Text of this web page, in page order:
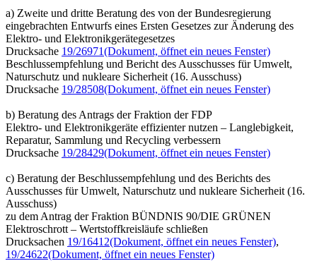
a) Zweite und dritte Beratung des von der Bundesregierung
eingebrachten Entwurfs eines Ersten Gesetzes zur Änderung des
Elektro- und Elektronikgerätegesetzes
Drucksache 19/26971(Dokument, öffnet ein neues Fenster)
Beschlussempfehlung und Bericht des Ausschusses für Umwelt,
Naturschutz und nukleare Sicherheit (16. Ausschuss)
Drucksache 19/28508(Dokument, öffnet ein neues Fenster)
b) Beratung des Antrags der Fraktion der FDP
Elektro- und Elektronikgeräte effizienter nutzen – Langlebigkeit,
Reparatur, Sammlung und Recycling verbessern
Drucksache 19/28429(Dokument, öffnet ein neues Fenster)
c) Beratung der Beschlussempfehlung und des Berichts des
Ausschusses für Umwelt, Naturschutz und nukleare Sicherheit (16.
Ausschuss)
zu dem Antrag der Fraktion BÜNDNIS 90/DIE GRÜNEN
Elektroschrott – Wertstoffkreisläufe schließen
Drucksachen 19/16412(Dokument, öffnet ein neues Fenster),
19/24622(Dokument, öffnet ein neues Fenster)